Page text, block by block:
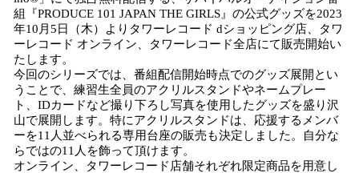
組『PRODUCE 101 JAPAN THE GIRLS』の公式グッズを2023
年10月5日（木）よりタワーレコード dショッピング店、タワ
ーレコード オンライン、タワーレコード全店にて販売開始い
たします。
今回のシリーズでは、番組配信開始時点でのグッズ展開とい
うことで、練習⽣全員のアクリルスタンドやネームプレー
ト、IDカードなど撮り下ろし写真を使⽤したグッズを盛り沢
⼭で展開します。特にアクリルスタンドは、応援するメンバ
ーを11⼈並べられる専⽤台座の販売も決定しました。⾃分な
らではの11⼈を飾って頂けます。
オンライン、タワーレコード店舗それぞれ限定商品を用意し